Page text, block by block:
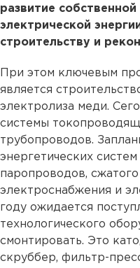
развитие
электрической
строительству и
При этом ключевым
является
электролиза меди.
системы
трубопроводов.
энергетических
паропроводов, сжатого
электроснабжения и
году ожидается
технологического
смонтировать. Это
скруббер, фильтр-